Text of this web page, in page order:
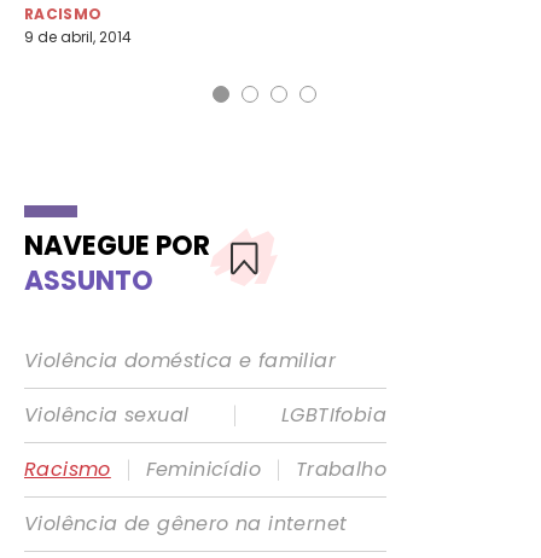
RACISMO
9 de abril, 2014
NAVEGUE POR
ASSUNTO
Violência doméstica e familiar
Violência sexual
|
LGBTIfobia
Racismo
| Feminicídio |
Trabalho
Violência de gênero na internet